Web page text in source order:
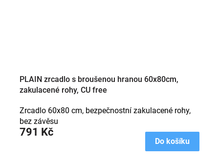
PLAIN zrcadlo s broušenou hranou 60x80cm,
zakulacené rohy, CU free
791 Kč
Do košíku
Zrcadlo 60x80 cm, bezpečnostní zakulacené rohy,
bez závěsu